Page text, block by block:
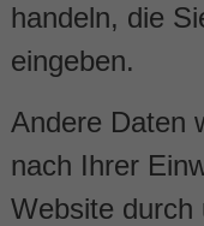
handeln, die
eingeben.
Andere Daten
nach Ihrer
Website durch